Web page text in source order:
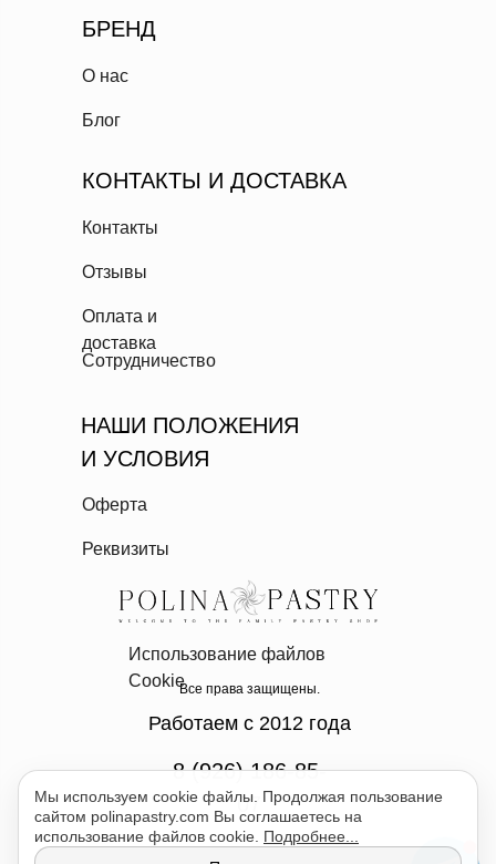
БРЕНД
КОНТАКТЫ И ДОСТАВКА
Работаем с 2012 года
О нас
Блог
Контакты
Отзывы
Оплата и
доставка
Сотрудничество
НАШИ ПОЛОЖЕНИЯ
И УСЛОВИЯ
Оферта
8 (926) 186-85-
07
Все права защищены.
Реквизиты
Использование файлов
Cookie
Мы используем cookie файлы. Продолжая пользование
сайтом polinapastry.com Вы соглашаетесь на
использование файлов cookie. Подробнее...